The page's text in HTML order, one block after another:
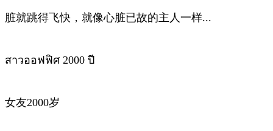
脏就跳得飞快，就像心脏已故的主人一样...
สาวออฟฟิศ 2000 ปี
女友2000岁